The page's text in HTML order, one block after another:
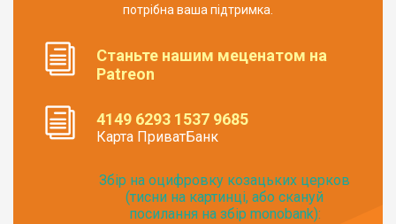
потрібна ваша підтримка.
Станьте нашим меценатом на
Patreon
4149 6293 1537 9685
Карта ПриватБанк
Збір на оцифровку козацьких церков
(тисни на картинці, або скануй
посилання на збір monobank):